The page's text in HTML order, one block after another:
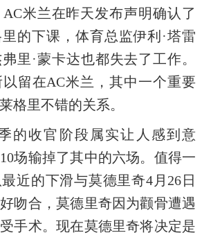
米兰在昨天发布声明确认了
的下课，体育总监伊利·塔雷
里·蒙卡达也都失去了工作。
留在AC米兰，其中一个重要
格里不错的关系。
的收官阶段属实让人感到意
场输掉了其中的六场。值得一
近的下滑与莫德里奇4月26日
吻合，莫德里奇因为颧骨遭遇
手术。现在莫德里奇将决定是